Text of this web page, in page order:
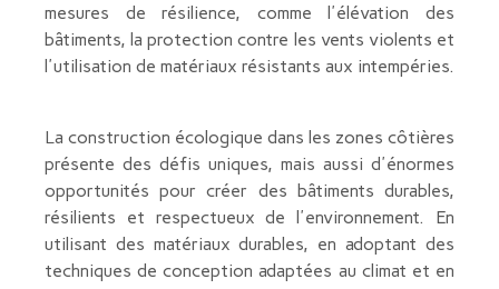
mesures de résilience, comme l'élévation des
bâtiments, la protection contre les vents violents et
l'utilisation de matériaux résistants aux intempéries.
La construction écologique dans les zones côtières
présente des défis uniques, mais aussi d'énormes
opportunités pour créer des bâtiments durables,
résilients et respectueux de l'environnement. En
utilisant des matériaux durables, en adoptant des
techniques de conception adaptées au climat et en